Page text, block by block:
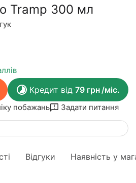
Tramp 300 мл
Кредит від 79грн/міс.
побажань Задати питання
Відгуки Наявність у